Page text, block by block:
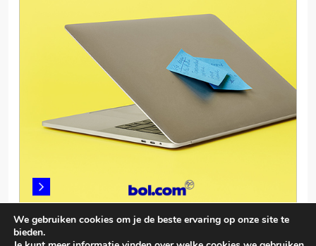
We gebruiken cookies om je de beste ervaring op onze site te
bieden.